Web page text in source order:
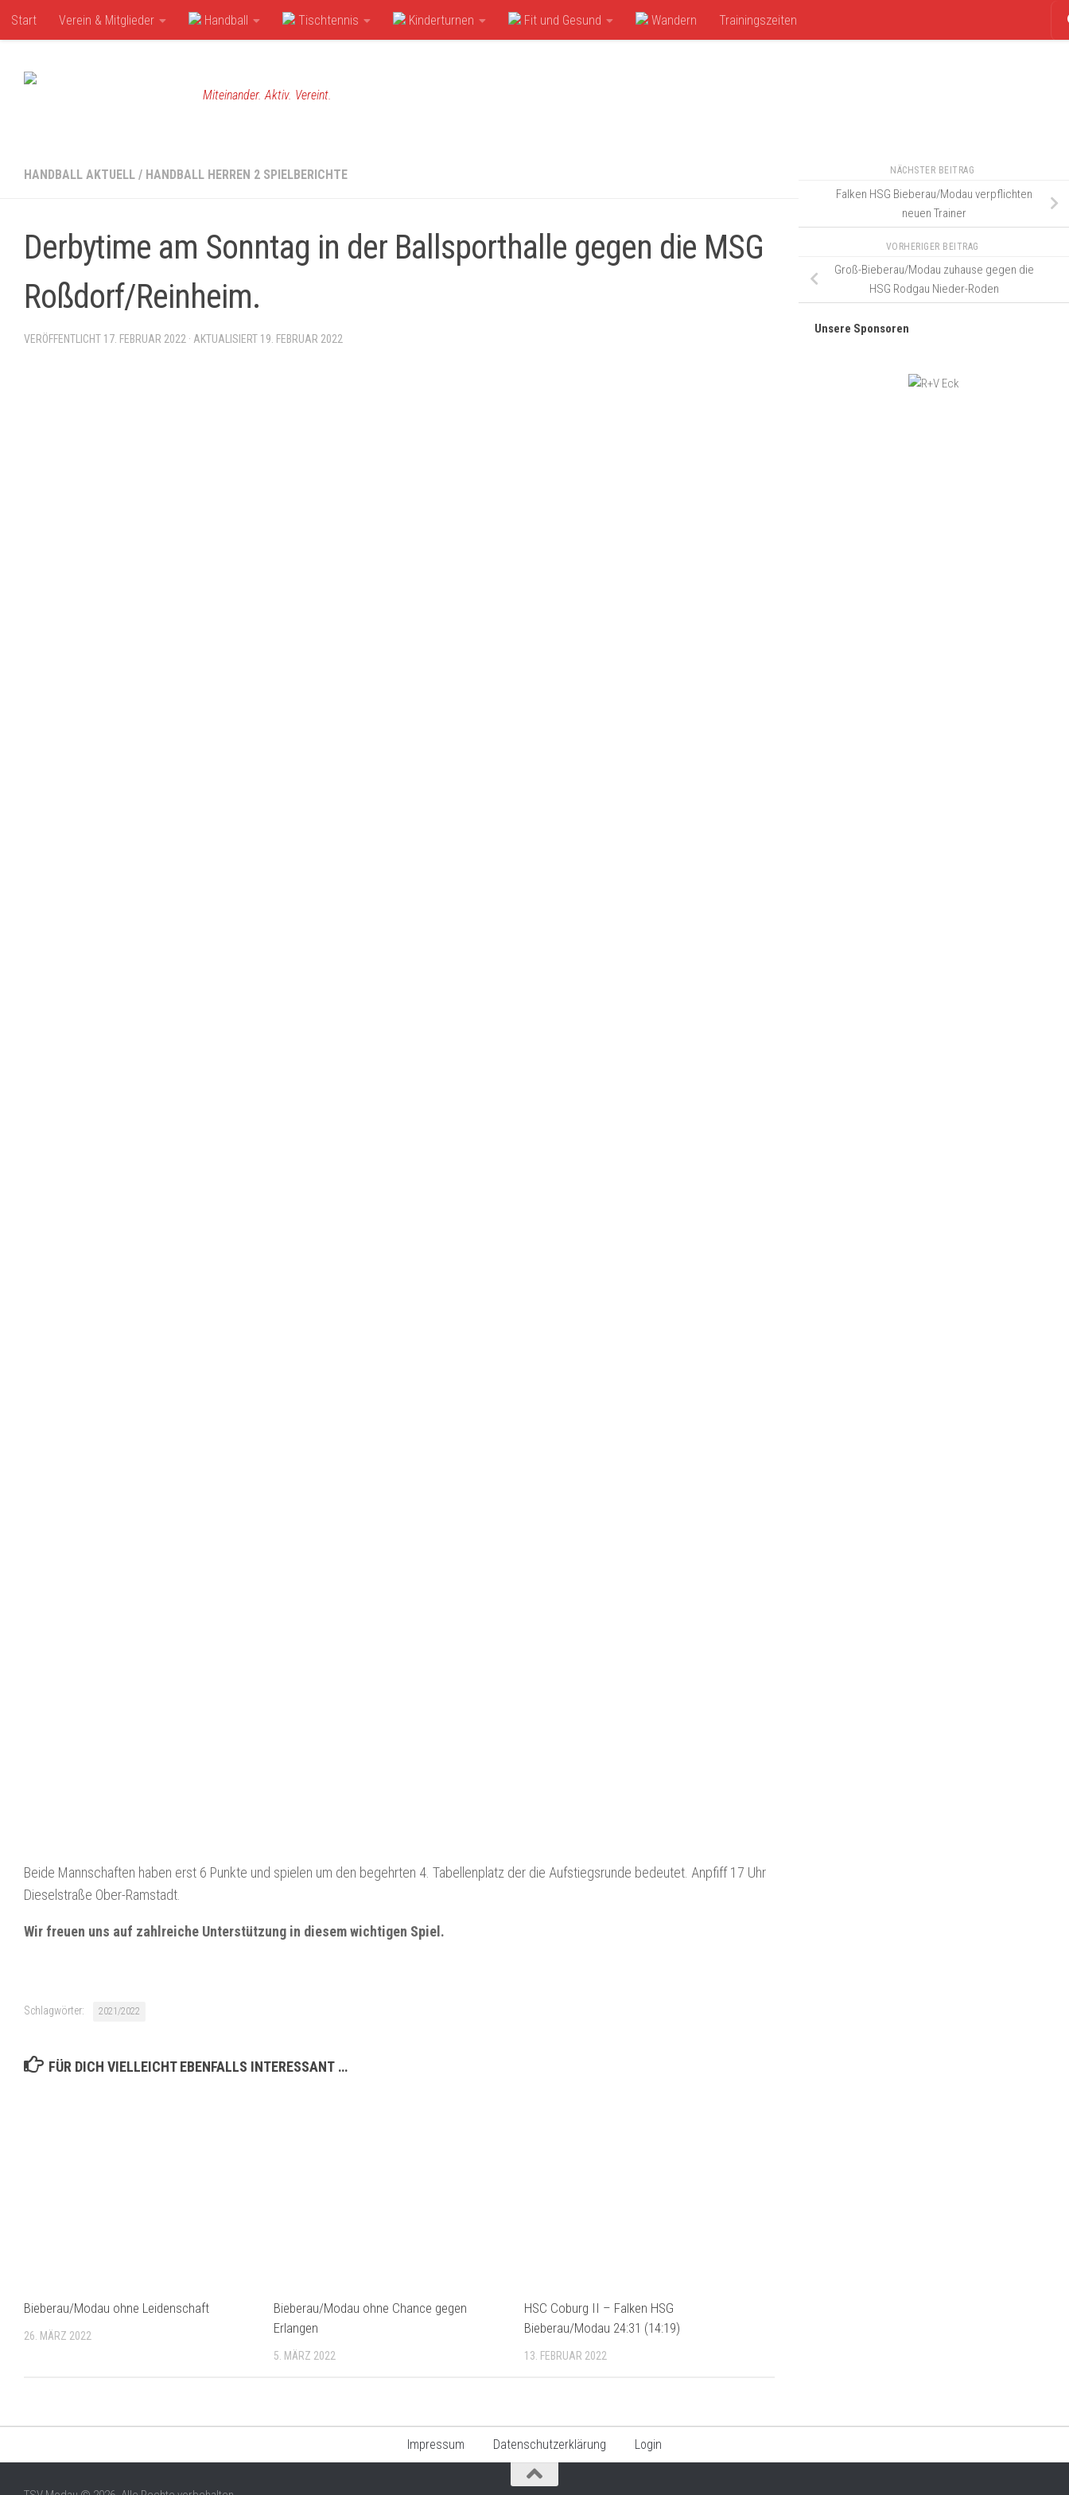
Zum Inhalt springen
Start Verein & Mitglieder Handball Tischtennis Kinderturnen Fit und Gesund Wandern Trainingszeiten
Miteinander. Aktiv. Vereint.
HANDBALL AKTUELL / HANDBALL HERREN 2 SPIELBERICHTE
Derbytime am Sonntag in der Ballsporthalle gegen die MSG
Roßdorf/Reinheim.
VERÖFFENTLICHT 17. FEBRUAR 2022 · AKTUALISIERT 19. FEBRUAR 2022
Beide Mannschaften haben erst 6 Punkte und spielen um den begehrten 4. Tabellenplatz der die Aufstiegsrunde bedeutet. Anpfiff 17 Uhr
Dieselstraße Ober-Ramstadt.
Wir freuen uns auf zahlreiche Unterstützung in diesem wichtigen Spiel.
Schlagwörter: 2021/2022
FÜR DICH VIELLEICHT EBENFALLS INTERESSANT …
Bieberau/Modau ohne Leidenschaft
26. MÄRZ 2022
Bieberau/Modau ohne Chance gegen
Erlangen
5. MÄRZ 2022
HSC Coburg II – Falken HSG
Bieberau/Modau 24:31 (14:19)
13. FEBRUAR 2022
NÄCHSTER BEITRAG
Falken HSG Bieberau/Modau verpflichten
neuen Trainer
VORHERIGER BEITRAG
Groß-Bieberau/Modau zuhause gegen die
HSG Rodgau Nieder-Roden
Unsere Sponsoren
Impressum Datenschutzerklärung Login